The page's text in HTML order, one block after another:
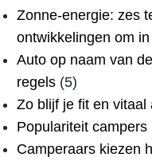
Zonne-energie: zes
ontwikkelingen om
Auto op naam van
regels(5)
Zo blijf je fit en vitaal
Populariteit
Camperaars kiezen